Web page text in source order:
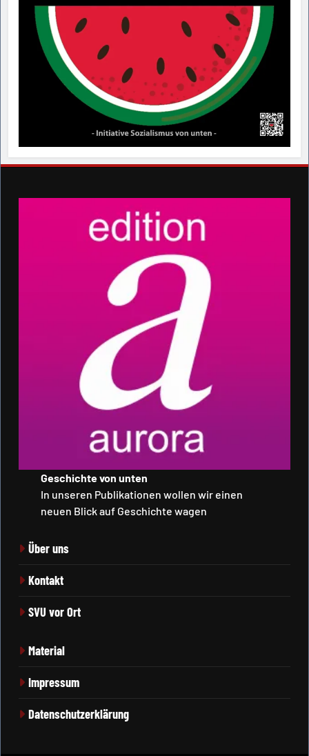
Geschichte von unten
In unseren Publikationen wollen wir einen
neuen Blick auf Geschichte wagen
Über uns
Kontakt
SVU vor Ort
Material
Impressum
Datenschutzerklärung